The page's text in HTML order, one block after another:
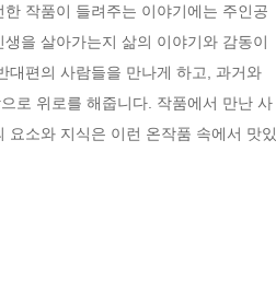
한 작품이 들려주는 이야기에는 주인공
생을 살아가는지 삶의 이야기와 감동이
대편의 사람들을 만나게 하고, 과거와
로 위로를 해줍니다. 작품에서 만난 사
소와 지식은 이런 온작품 속에서 맛있